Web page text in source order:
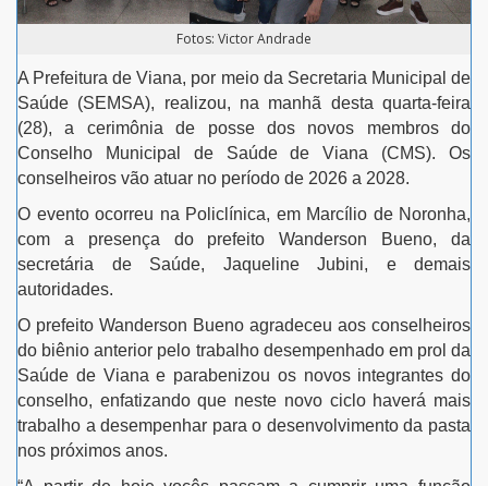
Fotos: Victor Andrade
A Prefeitura de Viana, por meio da Secretaria Municipal de
Saúde (SEMSA), realizou, na manhã desta quarta-feira
(28), a cerimônia de posse dos novos membros do
Conselho Municipal de Saúde de Viana (CMS). Os
conselheiros vão atuar no período de 2026 a 2028.
O evento ocorreu na Policlínica, em Marcílio de Noronha,
com a presença do prefeito Wanderson Bueno, da
secretária de Saúde, Jaqueline Jubini, e demais
autoridades.
O prefeito Wanderson Bueno agradeceu aos conselheiros
do biênio anterior pelo trabalho desempenhado em prol da
Saúde de Viana e parabenizou os novos integrantes do
conselho, enfatizando que neste novo ciclo haverá mais
trabalho a desempenhar para o desenvolvimento da pasta
nos próximos anos.